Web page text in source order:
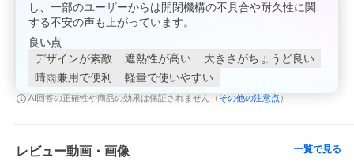
し、一部のユーザーからは開閉機構の不具合や耐久性に関
する不安の声も上がっています。
良い点
デザインが素敵
遮熱性が高い
大きさがちょうど良い
晴雨兼用で便利
軽量で使いやすい
AI回答の正確性や商品の効果は保証されません（ その他の注意点 ）
レビュー動画・画像 一覧で見る